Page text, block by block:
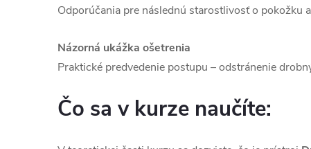
Odporúčania pre následnú starostlivosť o pokožku
Názorná ukážka ošetrenia
Praktické predvedenie postupu – odstránenie
Čo sa v kurze naučíte: